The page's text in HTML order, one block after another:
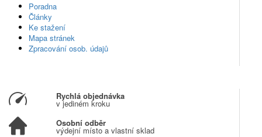
Poradna
Články
Ke stažení
Mapa stránek
Zpracování osob. údajů
Rychlá objednávka
v jediném kroku
Osobní odběr
výdejní místo a vlastní sklad